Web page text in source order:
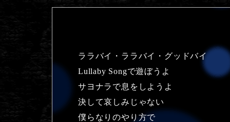
ララバイ・ララバイ・グッドバイ
Lullaby Songで遊ぼうよ
サヨナラで息をしようよ
決して哀しみじゃない
僕らなりのやり方で